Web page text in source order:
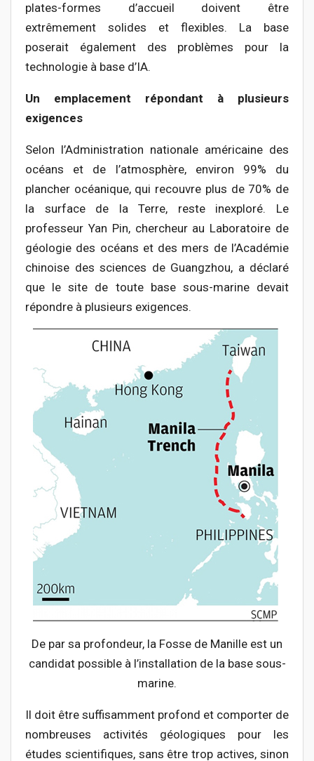
plates-formes d’accueil doivent être
extrêmement solides et flexibles. La base
poserait également des problèmes pour la
technologie à base d’IA.
Un emplacement répondant à plusieurs
exigences
Selon l’Administration nationale américaine des
océans et de l’atmosphère, environ 99% du
plancher océanique, qui recouvre plus de 70% de
la surface de la Terre, reste inexploré. Le
professeur Yan Pin, chercheur au Laboratoire de
géologie des océans et des mers de l’Académie
chinoise des sciences de Guangzhou, a déclaré
que le site de toute base sous-marine devait
répondre à plusieurs exigences.
De par sa profondeur, la Fosse de Manille est un
candidat possible à l’installation de la base sous-
marine.
Il doit être suffisamment profond et comporter de
nombreuses activités géologiques pour les
études scientifiques, sans être trop actives, sinon